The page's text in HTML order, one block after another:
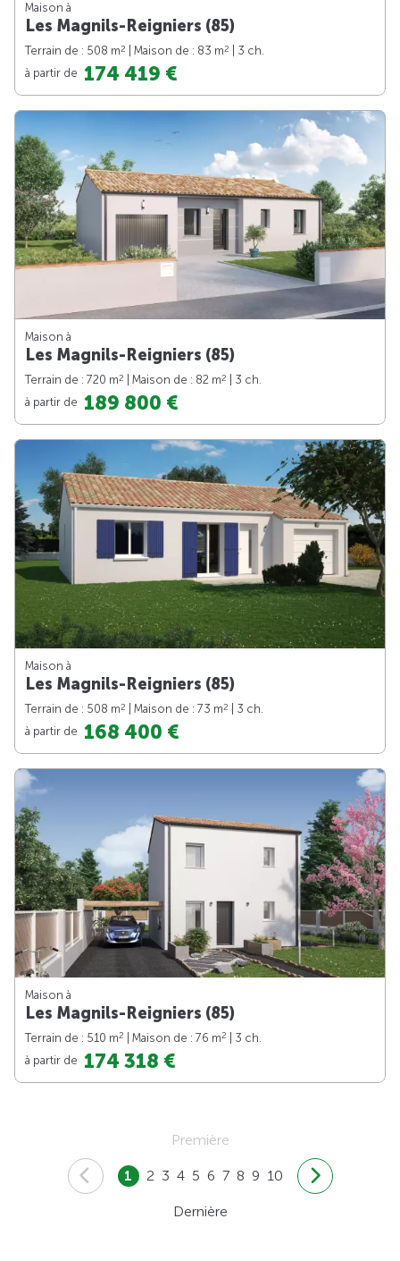
Maison à
Les Magnils-Reigniers (85)
Terrain de : 508 m2 | Maison de : 83 m2
| 3 ch.
à partir de 174 419 €
Maison à
Les Magnils-Reigniers (85)
Terrain de : 720 m2 | Maison de : 82 m2
| 3 ch.
à partir de 189 800 €
Maison à
Les Magnils-Reigniers (85)
Terrain de : 508 m2 | Maison de : 73 m2
| 3 ch.
à partir de 168 400 €
Maison à
Les Magnils-Reigniers (85)
Terrain de : 510 m2 | Maison de : 76 m2
| 3 ch.
à partir de 174 318 €
Première
1 2 3 4 5 6 7 8 9 10
Dernière